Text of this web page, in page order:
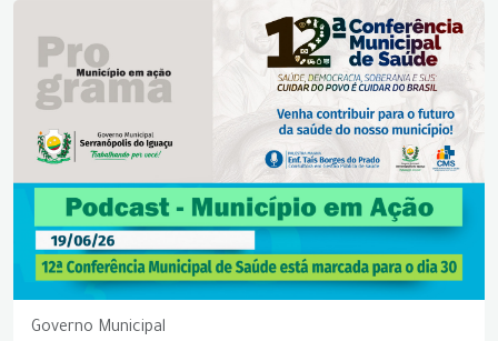
Governo Municipal